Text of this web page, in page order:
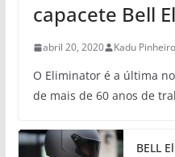
capacete Bell
abril 20, 2020 Kadu Pinheiro
O Eliminator é a última
de mais de 60 anos de
BELL